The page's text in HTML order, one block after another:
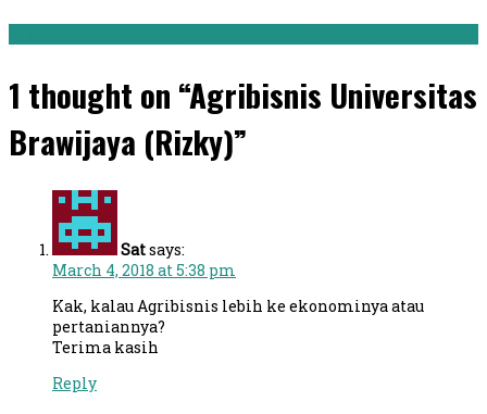
1 thought on “Agribisnis Universitas
Brawijaya (Rizky)”
Satsays:
March 4, 2018 at 5:38 pm
Kak, kalau Agribisnis lebih ke ekonominya atau
pertaniannya?
Terima kasih
Reply